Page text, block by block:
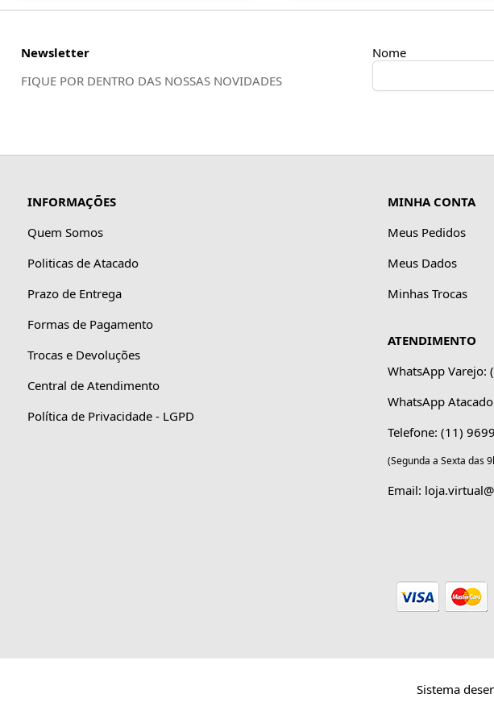
Newsletter
FIQUE POR DENTRO DAS NOSSAS NOVIDADES
Nome
INFORMAÇÕES
Quem Somos
Politicas de Atacado
Prazo de Entrega
Formas de Pagamento
Trocas e Devoluções
Central de Atendimento
Política de Privacidade - LGPD
MINHA CONTA
Meus Pedidos
Meus Dados
Minhas Trocas
ATENDIMENTO
WhatsApp Varejo:
WhatsApp
Telefone: (11)
(Segunda a Sexta das
Email:
Sistema